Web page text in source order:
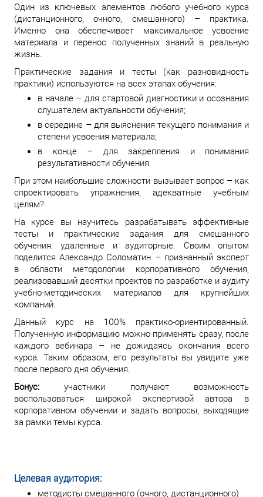
Один из ключевых элементов любого учебного курса
(дистанционного, очного, смешанного) – практика.
Именно она обеспечивает максимальное усвоение
материала и перенос полученных знаний в реальную
жизнь.
Практические задания и тесты (как разновидность
практики) используются на всех этапах обучения:
в начале – для стартовой диагностики и осознания
слушателем актуальности обучения;
в середине – для выяснения текущего понимания и
степени усвоения материала;
в конце – для закрепления и понимания
результативности обучения.
При этом наибольшие сложности вызывает вопрос – как
спроектировать упражнения, адекватные учебным
целям?
На курсе вы научитесь разрабатывать эффективные
тесты и практические задания для смешанного
обучения: удаленные и аудиторные. Своим опытом
поделится Александр Соломатин – признанный эксперт
в области методологии корпоративного обучения,
реализовавший десятки проектов по разработке и аудиту
учебно-методических материалов для крупнейших
компаний.
Данный курс на 100% практико-ориентированный.
Полученную информацию можно применять сразу, после
каждого вебинара – не дожидаясь окончания всего
курса. Таким образом, его результаты вы увидите уже
после первого дня обучения.
Бонус: участники получают возможность
воспользоваться широкой экспертизой автора в
корпоративном обучении и задать вопросы, выходящие
за рамки темы курса.
Целевая аудитория:
методисты смешанного (очного, дистанционного)